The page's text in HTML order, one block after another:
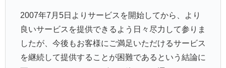
2007年7月5日よりサービスを開始してから、より
良いサービスを提供できるよう日々尽力して参りま
したが、今後もお客様にご満足いただけるサービス
を継続して提供することが困難であるという結論に